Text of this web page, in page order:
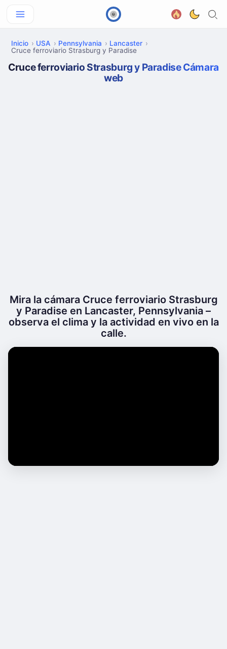
Inicio USA Pennsylvania
Lancaster
Cruce ferroviario Strasburg y Paradise
Cruce ferroviario Strasburg y Paradise Cámara
web
Mira la cámara Cruce ferroviario Strasburg
y Paradise en Lancaster, Pennsylvania –
observa el clima y la actividad en vivo en la
calle.